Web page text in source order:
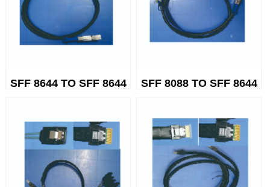
SFF 8644 TO SFF 8644 SFF 8088 TO SFF 8644